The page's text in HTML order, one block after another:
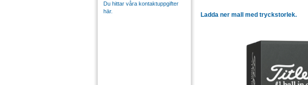
Du hittar våra kontaktuppgifter
här.
Ladda ner mall med tryckstorlek.